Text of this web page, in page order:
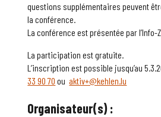
questions supplémentaires peuvent
la conférence.
La conférence est présentée par l’Info-
La participation est gratuite.
L’inscription est possible jusqu’au
33 90 70 ouaktiv+@kehlen.lu
Organisateur(s) :